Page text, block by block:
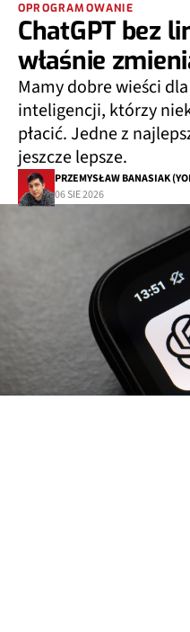
OPROGRAMOWANIE
ChatGPT bez
właśnie
Mamy dobre wieści
inteligencji, którzy
płacić. Jedne z
jeszcze lepsze.
PRZEMYSŁAW BANASIAK
06 SIE 2026